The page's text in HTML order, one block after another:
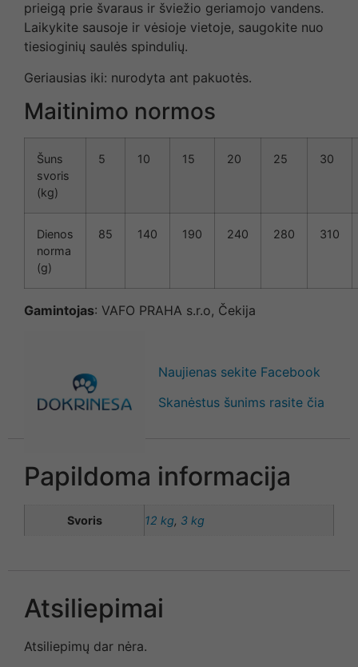
prieigą prie švaraus ir šviežio geriamojo vandens.
Laikykite sausoje ir vėsioje vietoje, saugokite nuo
tiesioginių saulės spindulių.
Geriausias iki: nurodyta ant pakuotės.
Maitinimo normos
Šuns
svoris
(kg)
5 10 15 20 25 30
Dienos
norma
(g)
85 140 190 240 280 310
Gamintojas: VAFO PRAHA s.r.o, Čekija
Naujienas sekite Facebook
Skanėstus šunims rasite čia
Papildoma informacija
Svoris 12 kg, 3 kg
Atsiliepimai
Atsiliepimų dar nėra.